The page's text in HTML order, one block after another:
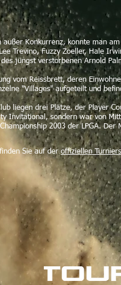
Konkurrenz, konnte man
Trevino, Fuzzy Zoeller, Hale
jüngst verstorbenen Arnold
vom Reissbrett, deren
"Villages" aufgeteilt und
liegen drei Plätze, der Player
Invitational, sondern war von
2003 der LPGA.
Sie auf deroffiziellen